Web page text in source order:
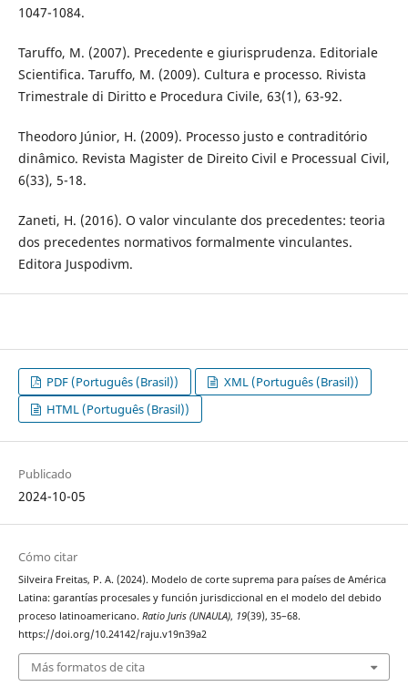
1047-1084.
Taruffo, M. (2007). Precedente e giurisprudenza. Editoriale
Scientifica. Taruffo, M. (2009). Cultura e processo. Rivista
Trimestrale di Diritto e Procedura Civile, 63(1), 63-92.
Theodoro Júnior, H. (2009). Processo justo e contraditório
dinâmico. Revista Magister de Direito Civil e Processual Civil,
6(33), 5-18.
Zaneti, H. (2016). O valor vinculante dos precedentes: teoria
dos precedentes normativos formalmente vinculantes.
Editora Juspodivm.
PDF (Português (Brasil))
XML (Português (Brasil))
HTML (Português (Brasil))
Publicado
2024-10-05
Cómo citar
Silveira Freitas, P. A. (2024). Modelo de corte suprema para países de América
Latina: garantías procesales y función jurisdiccional en el modelo del debido
proceso latinoamericano. Ratio Juris (UNAULA), 19(39), 35–68.
https://doi.org/10.24142/raju.v19n39a2
Más formatos de cita